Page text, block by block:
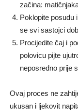
začina:
Poklopite posudu
se svi sastojci
Procijedite čaj i
polovicu pijte
neposredno prije
Ovaj proces ne
ukusan i ljekovit